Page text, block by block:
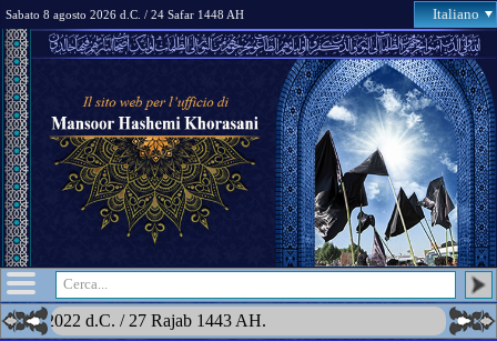
Sabato 8 agosto 2026 d.C. / 24 Safar 1448 AH Italiano
2022 d.C. / 27 Rajab 1443 AH.